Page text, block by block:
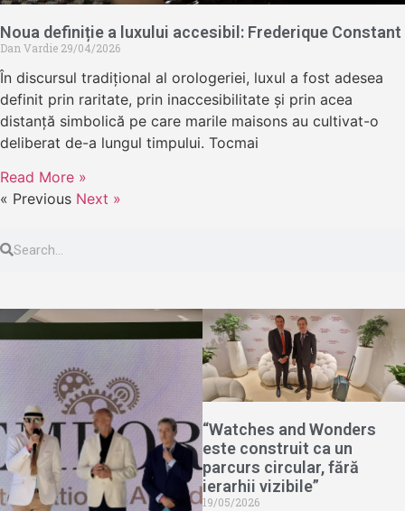
Noua definiție a luxului accesibil: Frederique Constant
Dan Vardie 29/04/2026
În discursul tradițional al orologeriei, luxul a fost adesea
definit prin raritate, prin inaccesibilitate și prin acea
distanță simbolică pe care marile maisons au cultivat-o
deliberat de-a lungul timpului. Tocmai
Read More »
« Previous Next »
“Watches and Wonders
este construit ca un
parcurs circular, fără
ierarhii vizibile”
19/05/2026